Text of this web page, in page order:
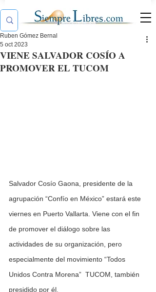
VIENE SALVADOR COSÍO A
PROMOVER EL TUCOM
Ruben Gómez Bernal
5 oct 2023
Salvador Cosío Gaona, presidente de la
agrupación “Confío en México” estará este
viernes en Puerto Vallarta. Viene con el fin
de promover el diálogo sobre las
actividades de su organización, pero
especialmente del movimiento “Todos
Unidos Contra Morena”  TUCOM, también
presidido por él.